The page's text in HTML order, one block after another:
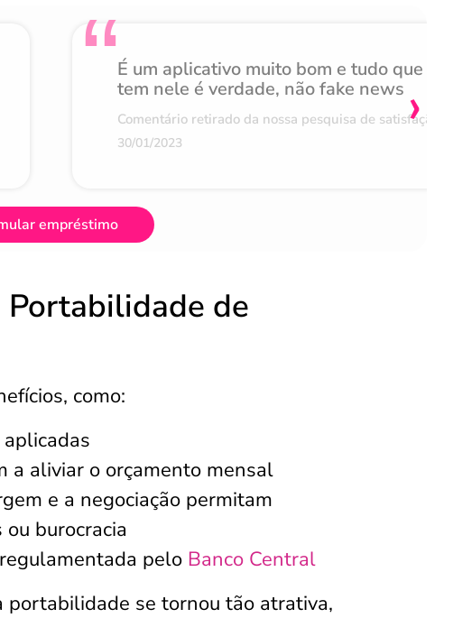
É um aplicativo muito bom e tudo que
tem nele é verdade, não fake news
Comentário retirado da nossa pesquisa de satisfação
30/01/2023 ›
empréstimo
Portabilidade de
como:
aplicadas
a aliviar o orçamento mensal
e a negociação permitam
burocracia
pelo Banco Central
portabilidade se tornou tão atrativa,